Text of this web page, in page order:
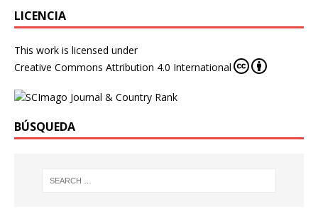
LICENCIA
This work is licensed under
Creative Commons Attribution 4.0 International
BÚSQUEDA